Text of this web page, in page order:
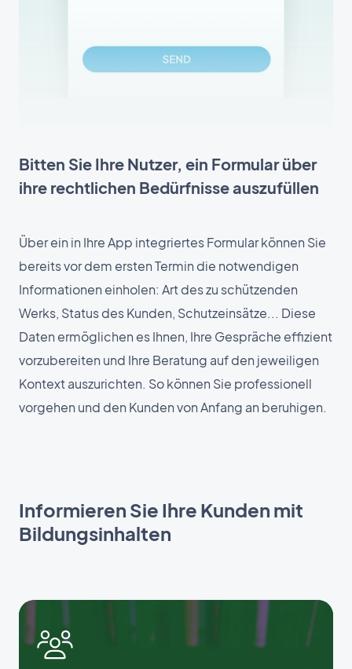
Bitten Sie Ihre Nutzer, ein Formular über
ihre rechtlichen Bedürfnisse auszufüllen
Über ein in Ihre App integriertes Formular können Sie
bereits vor dem ersten Termin die notwendigen
Informationen einholen: Art des zu schützenden
Werks, Status des Kunden, Schutzeinsätze... Diese
Daten ermöglichen es Ihnen, Ihre Gespräche effizient
vorzubereiten und Ihre Beratung auf den jeweiligen
Kontext auszurichten. So können Sie professionell
vorgehen und den Kunden von Anfang an beruhigen.
Informieren Sie Ihre Kunden mit
Bildungsinhalten